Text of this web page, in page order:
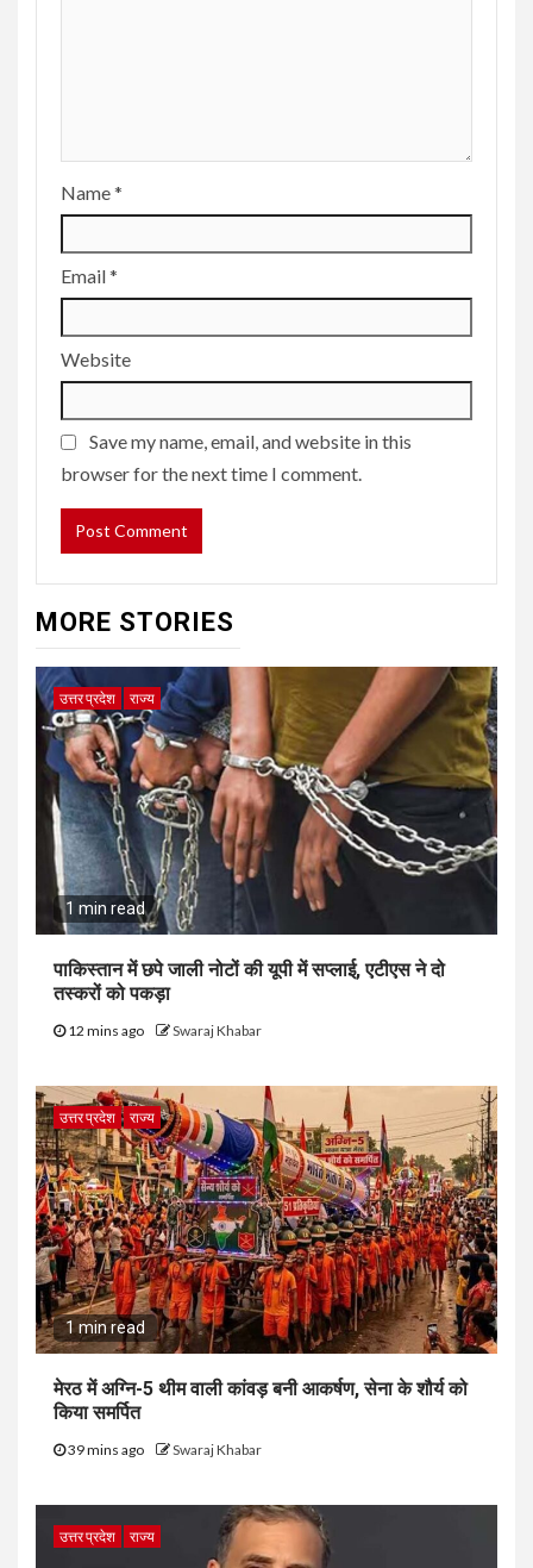
Name*
Email*
Website
Save my name, email, and website in this
browser for the next time I comment.
MORE STORIES
उत्तर प्रदेश राज्य
1 min read
पाकिस्तान में छपे जाली नोटों की यूपी में सप्लाई, एटीएस ने दो
तस्करों को पकड़ा
12 mins ago Swaraj Khabar
उत्तर प्रदेश राज्य
1 min read
मेरठ में अग्नि-5 थीम वाली कांवड़ बनी आकर्षण, सेना के शौर्य को
किया समर्पित
39 mins ago Swaraj Khabar
उत्तर प्रदेश राज्य